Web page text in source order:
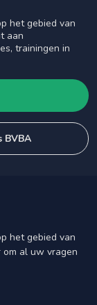
het gebied van
aan
trainingen in
BVBA
het gebied van
al uw vragen